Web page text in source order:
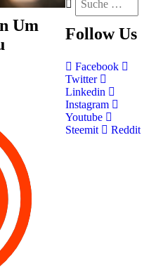
Um
Follow Us
Facebook
Twitter
Linkedin
Instagram
Youtube
Steemit
Reddit